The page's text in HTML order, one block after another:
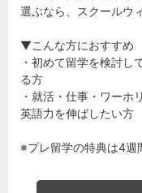
選ぶなら、スクールウィ
▼こんな方におすすめ
・初めて留学を検討し
る方
・就活・仕事・ワーホ
英語力を伸ばしたい方
※プレ留学の特典は4週